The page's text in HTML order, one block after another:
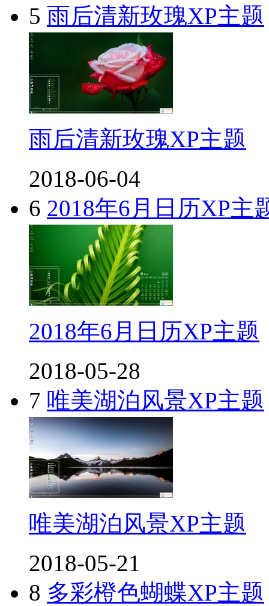
5 雨后清新玫瑰XP主题
雨后清新玫瑰XP主题
2018-06-04
6 2018年6月日历XP主
2018年6月日历XP主题
2018-05-28
7 唯美湖泊风景XP主题
唯美湖泊风景XP主题
2018-05-21
8 多彩橙色蝴蝶XP主题